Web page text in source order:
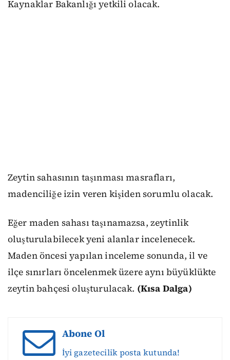
Kaynaklar Bakanlığı yetkili olacak.
Zeytin sahasının taşınması masrafları,
madenciliğe izin veren kişiden sorumlu olacak.
Eğer maden sahası taşınamazsa, zeytinlik
oluşturulabilecek yeni alanlar incelenecek.
Maden öncesi yapılan inceleme sonunda, il ve
ilçe sınırları öncelenmek üzere aynı büyüklükte
zeytin bahçesi oluşturulacak. (Kısa Dalga)
Abone Ol
İyi gazetecilik posta kutunda!